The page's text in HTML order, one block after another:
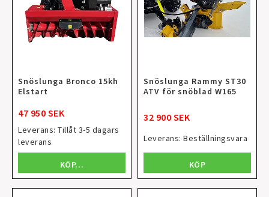
Snöslunga Bronco 15kh
Elstart
47 950 SEK
Leverans: Tillåt 3-5 dagars
leverans
KÖP…
Snöslunga Rammy ST30
ATV för snöblad W165
32 900 SEK
Leverans: Beställningsvara
KÖP